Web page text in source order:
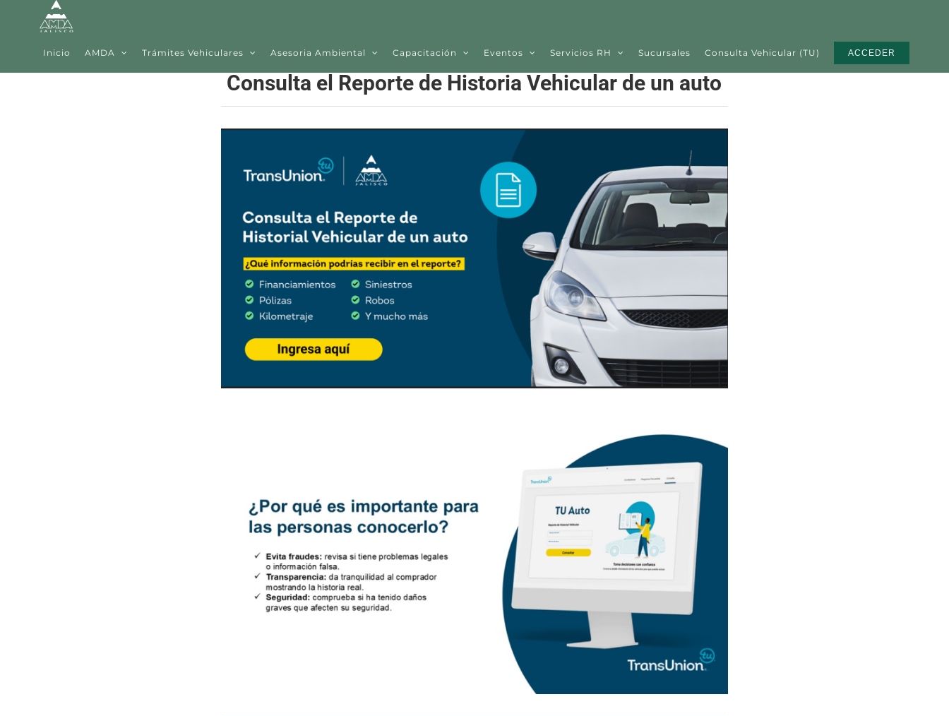
Inicio AMDA Trámites Vehiculares Asesoria Ambiental Capacitación Eventos Servicios RH Sucursales Consulta Vehicular (TU) ACCEDER
Consulta el Reporte de Historia Vehicular de un auto